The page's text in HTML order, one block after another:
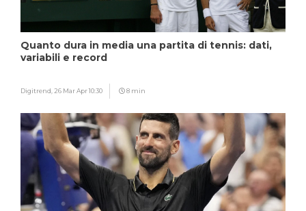
Quanto dura in media una partita di tennis: dati,
variabili e record
Digitrend, 26 Mar Apr 10:30 8 min